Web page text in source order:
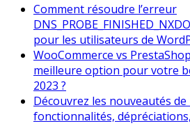
Comment résoudre l’erreur
pour les utilisateurs de
WooCommerce vs
meilleure option pour votre
2023 ?
Découvrez les nouveautés de
fonctionnalités,